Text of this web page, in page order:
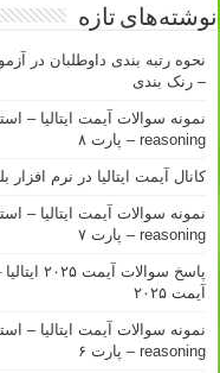
نوشته‌های تازه
– رنک بندی
reasoning – پارت ۸
کانال آیمت ایتالیا در نرم
reasoning – پارت ۷
آیمت ۲۰۲۵
reasoning – پارت ۶